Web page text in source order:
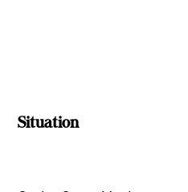
Situation